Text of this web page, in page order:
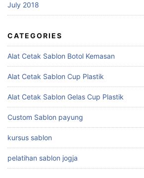
July 2018
CATEGORIES
Alat Cetak Sablon Botol Kemasan
Alat Cetak Sablon Cup Plastik
Alat Cetak Sablon Gelas Cup Plastik
Custom Sablon payung
kursus sablon
pelatihan sablon jogja